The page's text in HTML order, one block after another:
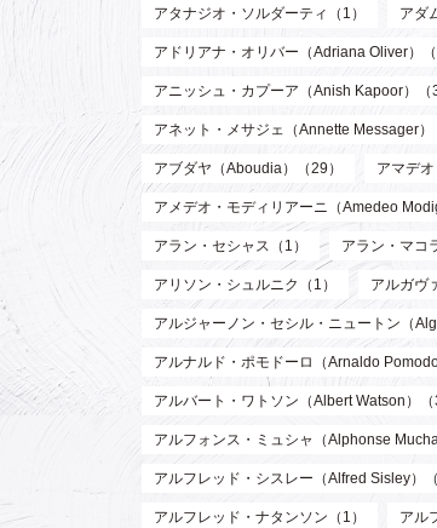
アタナジオ・ソルダーティ（1） アダ
アドリアナ・オリバー（Adriana Oliver）（
アニッシュ・カプーア（Anish Kapoor）（
アネット・メサジェ（Annette Messager）
アブダヤ（Aboudia）（29） アマデ
アメデオ・モディリアーニ（Amedeo
アラン・セシャス（1） アラン・マコ
アリソン・シュルニク（1） アルガヴ
アルジャーノン・セシル・ニュートン（
アルナルド・ポモドーロ（Arnaldo
アルバート・ワトソン（Albert Watson）（
アルフォンス・ミュシャ（Alphonse
アルフレッド・シスレー（Alfred Sisley）（
アルフレッド・ナタンソン（1） アル